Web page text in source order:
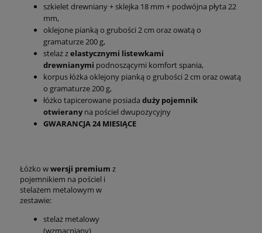
szkielet drewniany + sklejka 18 mm + podwójna płyta 22
mm,
oklejone pianką o grubości 2 cm oraz owatą o
gramaturze 200 g,
stelaż zelastycznymi listewkami
drewnianymi podnoszącymi komfort spania,
korpus łóżka oklejony pianką o grubości 2 cm oraz owatą
o gramaturze 200 g,
łóżko tapicerowane posiada duży pojemnik
otwieranyna pościel dwupozycyjny
GWARANCJA 24 MIESIĄCE
Łóżko wwersji premium z
pojemnikiem na pościel i
stelażem metalowym w
zestawie:
stelaż metalowy
(wzmacniany)